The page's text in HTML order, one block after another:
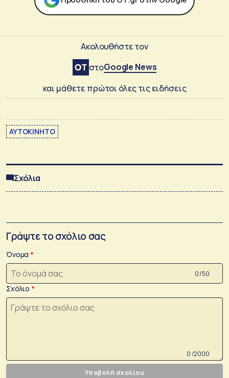
Ακολουθήστε τον
στοGoogle News
και μάθετε πρώτοι όλες τις ειδήσεις
ΑΥΤΟΚΙΝΗΤΟ
Σχόλια
Γράψτε το σχόλιο σας
Όνομα
0 /50
Σχόλιο
0 /2000
Υποβολή σχολίου